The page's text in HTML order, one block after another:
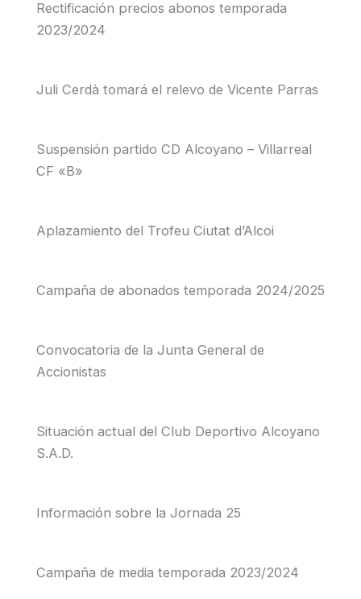
Rectificación precios abonos temporada
2023/2024
Juli Cerdà tomará el relevo de Vicente Parras
Suspensión partido CD Alcoyano – Villarreal
CF «B»
Aplazamiento del Trofeu Ciutat d’Alcoi
Campaña de abonados temporada 2024/2025
Convocatoria de la Junta General de
Accionistas
Situación actual del Club Deportivo Alcoyano
S.A.D.
Información sobre la Jornada 25
Campaña de media temporada 2023/2024